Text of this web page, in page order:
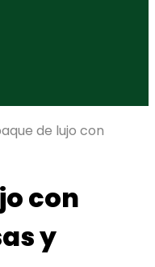
de lujo con
con
y